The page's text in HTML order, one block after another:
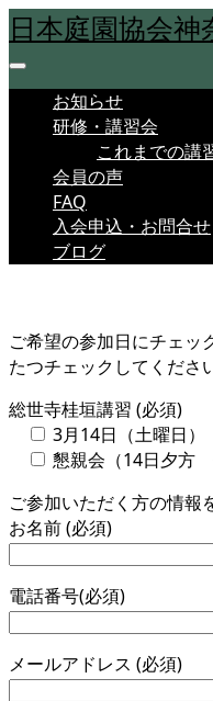
日本庭園協会神
お知らせ
研修・講習会
これまでの講
会員の声
FAQ
入会申込・お問合せ
ブログ
ご希望の参加日にチェッ
たつチェックしてくださ
総世寺桂垣講習 (必須)
3月14日（土曜日）
懇親会（14日夕方
ご参加いただく方の情報
お名前 (必須)
電話番号(必須)
メールアドレス (必須)